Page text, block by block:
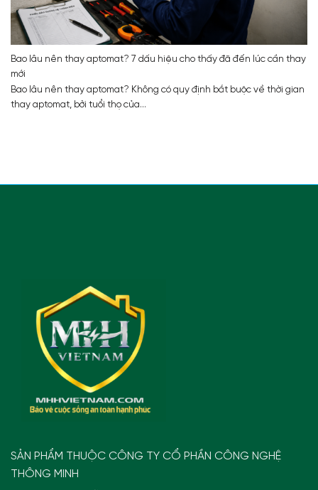
Bao lâu nên thay aptomat? 7 dấu hiệu cho thấy đã đến lúc cần thay
mới
Bao lâu nên thay aptomat? Không có quy định bắt buộc về thời gian
thay aptomat, bởi tuổi thọ của...
SẢN PHẨM THUỘC CÔNG TY CỔ PHẦN CÔNG NGHỆ
THÔNG MINH